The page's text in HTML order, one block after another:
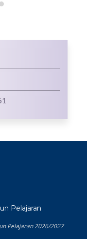
Pelajaran
Pelajaran 2026/2027